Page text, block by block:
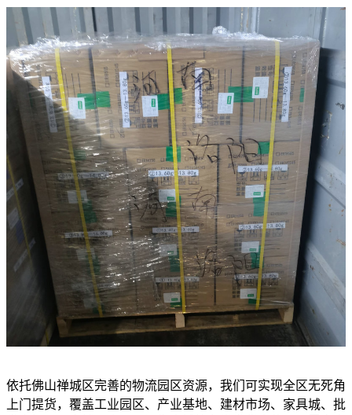
依托佛山禅城区完善的物流园区资源，我们可实现全区无死角
上门提货，覆盖工业园区、产业基地、建材市场、家具城、批